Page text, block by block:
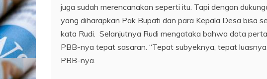
juga sudah merencanakan seperti itu. Tapi dengan
yang diharapkan Pak Bupati dan para Kepala Desa bisa
kata Rudi. Selanjutnya Rudi mengataka bahwa data
PBB-nya tepat sasaran. “Tepat subyeknya, tepat
PBB-nya.